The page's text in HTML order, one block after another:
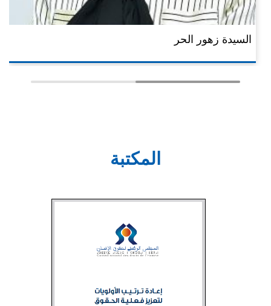
السيدة زهور الحر
المكتبة